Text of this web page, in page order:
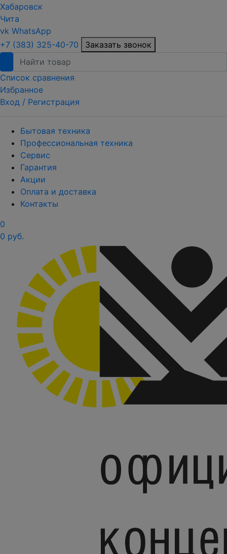
Хабаровск
Чита
vk WhatsApp
+7 (383) 325-40-70
Заказать звонок
Список сравнения
Избранное
Вход / Регистрация
Бытовая техника
Профессиональная техника
Сервис
Гарантия
Акции
Оплата и доставка
Контакты
0
0 руб.